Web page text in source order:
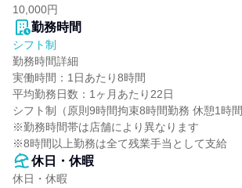
10,000円
勤務時間
シフト制
勤務時間詳細
実働時間：1日あたり8時間
平均勤務日数：1ヶ月あたり22日
シフト制（原則9時間拘束8時間勤務 休憩1時間
※勤務時間帯は店舗により異なります
※8時間以上勤務は全て残業手当として支給
休日・休暇
休日・休暇